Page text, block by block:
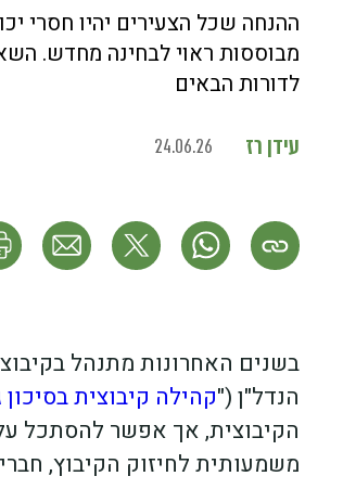
ההנחה שכל הצעירים יהיו חסרי
מבוססות ראוי לבחינה מחדש.
לדורות הבאים
עידן רז 24.06.26
בשנים האחרונות מתנהל
הנדל"ן ("קהילה קיבוצית בסיכון
הקיבוצית, אך אפשר להסתכל
משמעותית לחיזוק הקיבוץ,